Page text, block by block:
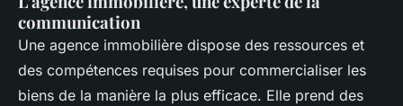
communication
Une agence immobilière dispose des ressources et
des compétences requises pour commercialiser les
biens de la manière la plus efficace. Elle prend des